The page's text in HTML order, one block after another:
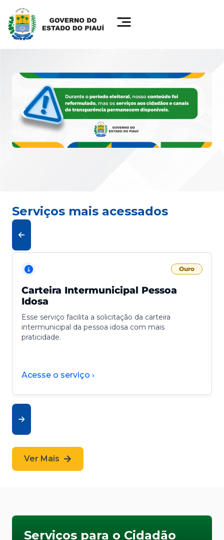
Serviços mais acessados
Ouro
Carteira Intermunicipal Pessoa
Idosa
Esse serviço facilita a solicitação da carteira
intermunicipal da pessoa idosa com mais
praticidade.
Acesse o serviço ›
Ver Mais
Serviços para o Cidadão